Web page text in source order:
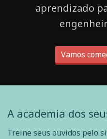
aprendizado
Vamos
A academia dos
Treine seus ouvidos pelo